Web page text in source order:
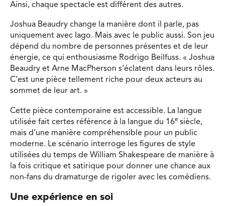
Ainsi, chaque spectacle est différent des autres.
Joshua Beaudry change la manière dont il parle, pas
uniquement avec Iago. Mais avec le public aussi. Son jeu
dépend du nombre de personnes présentes et de leur
énergie, ce qui enthousiasme Rodrigo Beilfuss. « Joshua
Beaudry et Arne MacPherson s’éclatent dans leurs rôles.
C’est une pièce tellement riche pour deux acteurs au
sommet de leur art. »
Cette pièce contemporaine est accessible. La langue
utilisée fait certes référence à la langue du 16e siècle,
mais d’une manière compréhensible pour un public
moderne. Le scénario interroge les figures de style
utilisées du temps de William Shakespeare de manière à
la fois critique et satirique pour donner une chance aux
non-fans du dramaturge de rigoler avec les comédiens.
Une expérience en soi